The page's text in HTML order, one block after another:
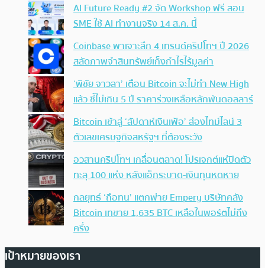
AI Future Ready #2 จัด Workshop ฟรี สอน
SME ใช้ AI ทำงานจริง 14 ส.ค. นี้
Coinbase พาเจาะลึก 4 เทรนด์คริปโทฯ ปี 2026
สลัดภาพจำสินทรัพย์เก็งกำไรไร้มูลค่า
‘พิชัย จาวลา’ เตือน Bitcoin จะไม่ทำ New High
แล้ว ชี้ไม่เกิน 5 ปี ราคาร่วงเหลือหลักพันดอลลาร์
Bitcoin เข้าสู่ ‘สัปดาห์เงินเฟ้อ’ ส่องไทม์ไลน์ 3
ตัวเลขเศรษฐกิจสหรัฐฯ ที่ต้องระวัง
อวสานคริปโทฯ เกลื่อนตลาด! โปรเจกต์แห่ปิดตัว
ทะลุ 100 แห่ง หลังแฮ็กระบาด-เงินทุนหดหาย
กลยุทธ์ ‘ถือทน’ แตกพ่าย Empery บริษัทคลัง
Bitcoin เทขาย 1,635 BTC เหลือในพอร์ตไม่ถึง
ครึ่ง
เป้าหมายของเรา